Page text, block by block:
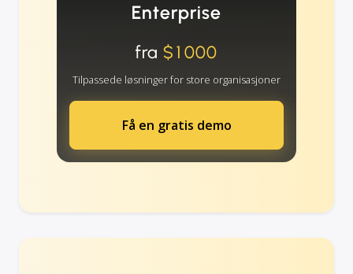
Enterprise
fra $1000
Tilpassede løsninger for store organisasjoner
Få en gratis demo